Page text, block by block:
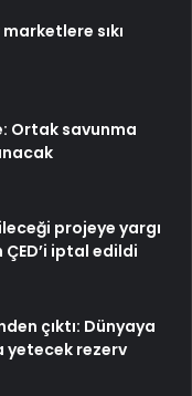
sıkı
Ortak savunma
projeye yargı
ÇED’i iptal edildi
çıktı: Dünyaya
yetecek rezerv